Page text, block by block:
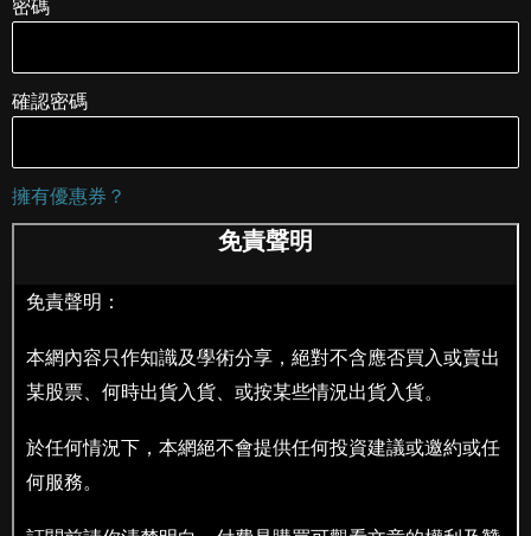
密碼
確認密碼
擁有優惠券？